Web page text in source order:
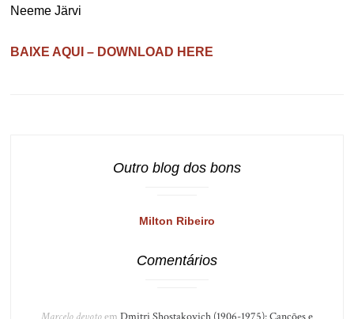
Neeme Järvi
BAIXE AQUI – DOWNLOAD HERE
Outro blog dos bons
Milton Ribeiro
Comentários